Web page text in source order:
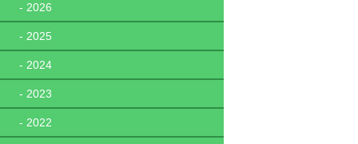
- 2026
- 2025
- 2024
- 2023
- 2022